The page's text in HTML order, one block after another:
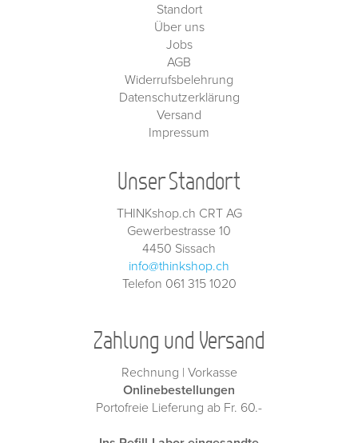
Standort
Über uns
Jobs
AGB
Widerrufsbelehrung
Datenschutzerklärung
Versand
Impressum
Unser Standort
THINKshop.ch CRT AG
Gewerbestrasse 10
4450 Sissach
info@thinkshop.ch
Telefon 061 315 1020
Zahlung und Versand
Rechnung | Vorkasse
Onlinebestellungen
Portofreie Lieferung ab Fr. 60.-